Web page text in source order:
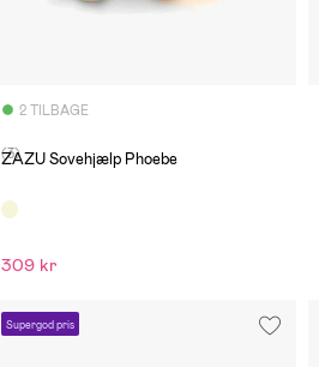
2 TILBAGE
(3)
ZAZU Sovehjælp Phoebe
309 kr
Supergod pris